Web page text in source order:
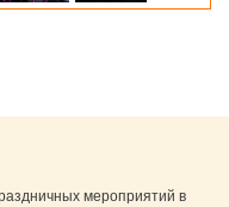
мероприятий в